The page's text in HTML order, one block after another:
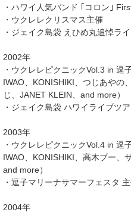
・ハワイ人気バンド ｢コロン｣
・ウクレレクリスマス主催
・ジェイク島袋 えひめ丸追悼ラ
2002年
・ウクレレピクニックVol.3 in 逗
IWAO、KONISHIKI、つじあやの
じ、JANET KLEIN、and more）
・ジェイク島袋 ハワイライブツ
2003年
・ウクレレピクニックVol.4 in 逗
IWAO、KONISHIKI、高木ブー、
and more）
・逗子マリーナサマーフェスタ
2004年